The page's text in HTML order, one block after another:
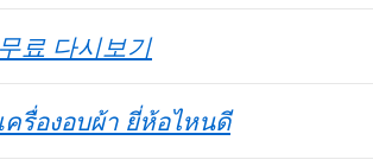
무료 다시보기
เครื่องอบผ้า ยี่ห้อไหนดี